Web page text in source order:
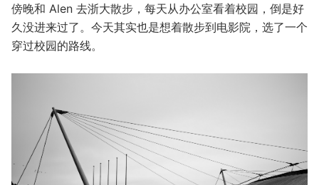
傍晚和 Alen 去浙大散步，每天从办公室看着校园，倒是好
久没进来过了。今天其实也是想着散步到电影院，选了一个
穿过校园的路线。